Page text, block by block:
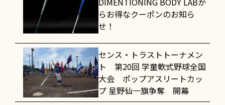
らお得なクーポンのお知ら
せ！
センス・トラストトーナメン
ト 第20回 学童軟式野球全国
大会 ポップアスリートカッ
プ 星野仙一旗争奪 開幕